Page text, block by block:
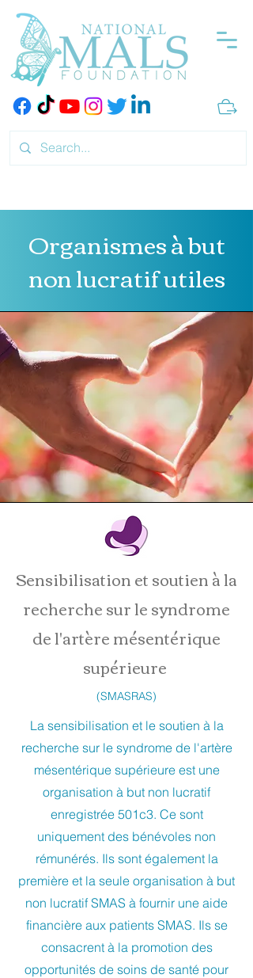
Organismes à but
non lucratif utiles
Sensibilisation et soutien à la
recherche sur le syndrome
de l'artère mésentérique
supérieure
(SMASRAS)
La sensibilisation et le soutien à la
recherche sur le syndrome de l'artère
mésentérique supérieure est une
organisation à but non lucratif
enregistrée 501c3. Ce sont
uniquement des bénévoles non
rémunérés. Ils sont également la
première et la seule organisation à but
non lucratif SMAS à fournir une aide
financière aux patients SMAS. Ils se
consacrent à la promotion des
opportunités de soins de santé pour